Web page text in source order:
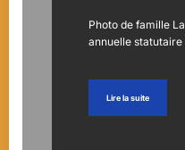
Photo de famille
annuelle
Lire la suite